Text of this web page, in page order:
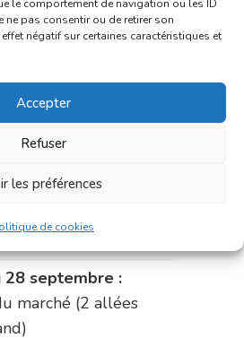
le comportement de navigation ou les ID
ne pas consentir ou de retirer son
négatif sur certaines caractéristiques et
Accepter
Refuser
les préférences
de cookies
14 septembre :
(place de la
(La Fouillade)
18 septembre :
(Laguépie)
28 septembre :
marché (2 allées